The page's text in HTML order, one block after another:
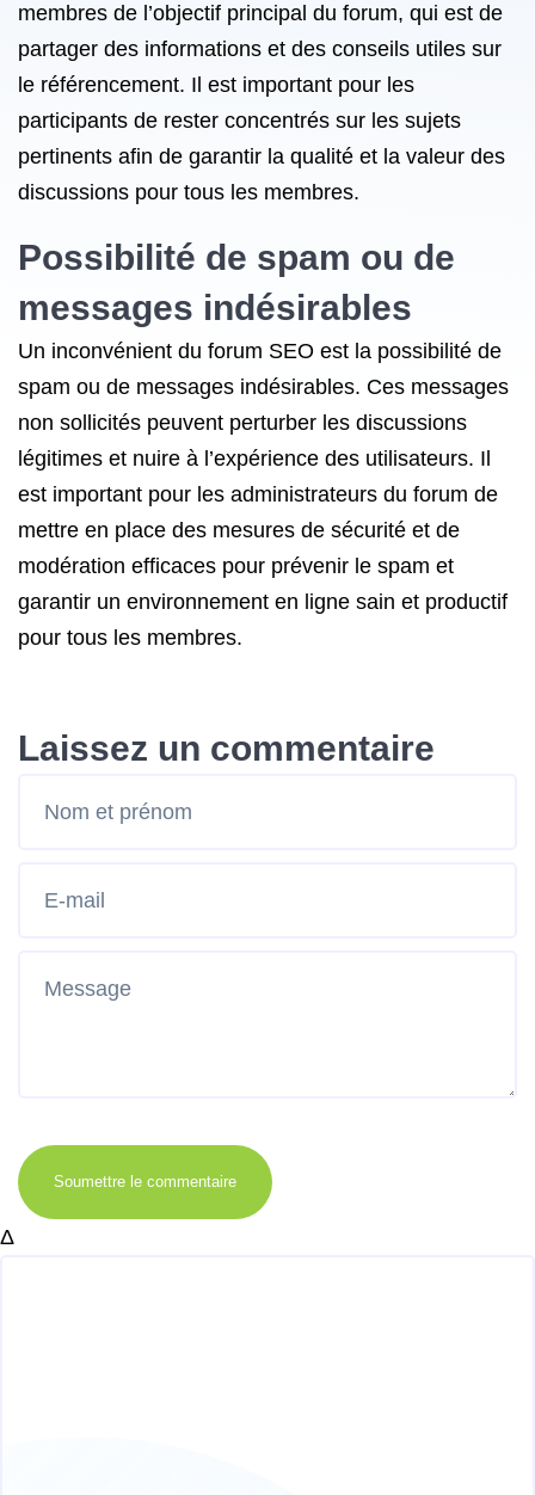
membres de l’objectif principal du forum, qui est de
partager des informations et des conseils utiles sur
le référencement. Il est important pour les
participants de rester concentrés sur les sujets
pertinents afin de garantir la qualité et la valeur des
discussions pour tous les membres.
Possibilité de spam ou de
messages indésirables
Un inconvénient du forum SEO est la possibilité de
spam ou de messages indésirables. Ces messages
non sollicités peuvent perturber les discussions
légitimes et nuire à l’expérience des utilisateurs. Il
est important pour les administrateurs du forum de
mettre en place des mesures de sécurité et de
modération efficaces pour prévenir le spam et
garantir un environnement en ligne sain et productif
pour tous les membres.
Laissez un commentaire
Soumettre le commentaire
Δ